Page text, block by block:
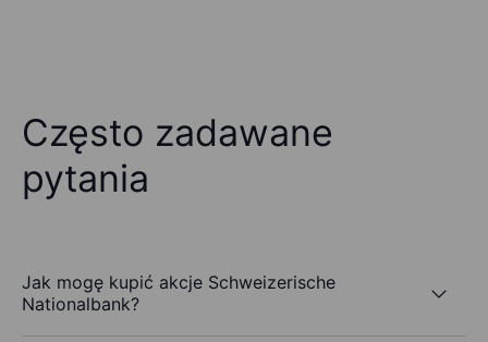
Często zadawane
pytania
Jak mogę kupić akcje Schweizerische
Nationalbank?